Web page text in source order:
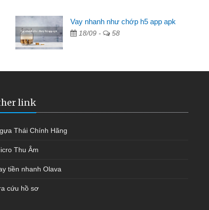
cho vay. Trong khi
trong 1-2 ngày tôi trả
và nhanh chóng
Vay nhanh như chớp h5 app apk
18/09 - 58
link
Thái Chính Hãng
Thu Âm
tiền nhanh Olava
cứu hồ sơ